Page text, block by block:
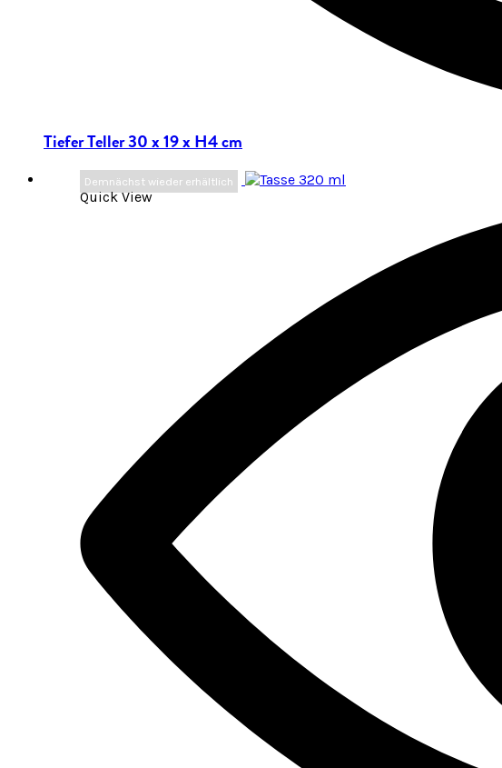
Tiefer Teller 30 x 19 x H4 cm
Demnächst wieder erhältlich
Quick View